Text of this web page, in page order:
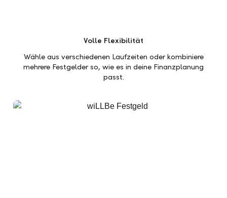
Volle Flexibilität
Wähle aus verschiedenen Laufzeiten oder kombiniere
mehrere Festgelder so, wie es in deine Finanzplanung
passt.